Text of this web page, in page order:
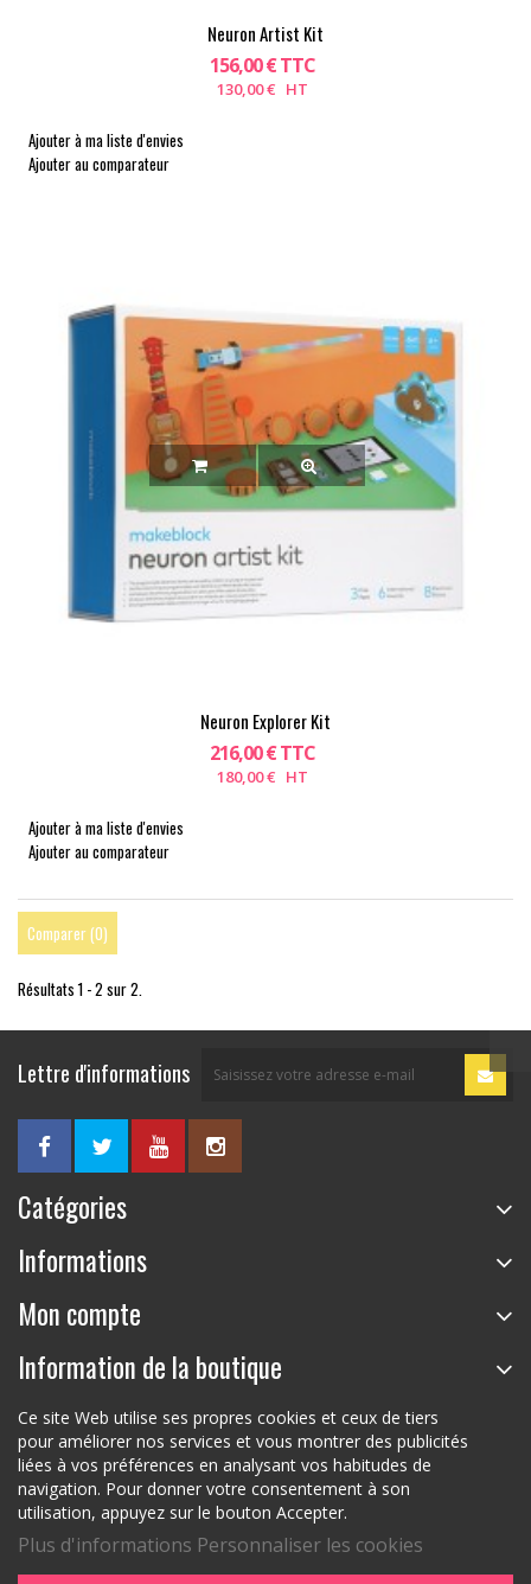
Neuron Artist Kit
156,00 € TTC
130,00 € HT
Ajouter à ma liste d'envies
Ajouter au comparateur
Neuron Explorer Kit
216,00 € TTC
180,00 € HT
Ajouter à ma liste d'envies
Ajouter au comparateur
Comparer (0)
Résultats 1 - 2 sur 2.
Lettre d'informations
Catégories
Informations
Mon compte
Information de la boutique
Ce site Web utilise ses propres cookies et ceux de tiers
pour améliorer nos services et vous montrer des publicités
liées à vos préférences en analysant vos habitudes de
navigation. Pour donner votre consentement à son
utilisation, appuyez sur le bouton Accepter.
Plus d'informations Personnaliser les cookies